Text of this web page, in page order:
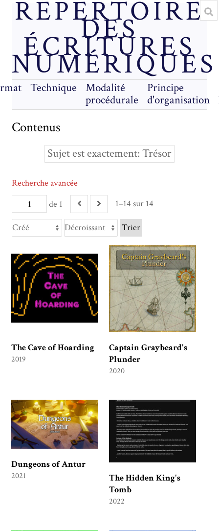
RÉPERTOIRE
DES
ÉCRITURES
NUMÉRIQUES
Technique
Modalité
procédurale
Principe
d'organisation
Contenus
Sujet est exactement Trésor
de 1 1–14 sur 14
Recherche avancée
Trier
The Cave of Hoarding
2019
Captain Graybeard's
Plunder
2020
Dungeons of Antur
2021
The Hidden King's
Tomb
2022